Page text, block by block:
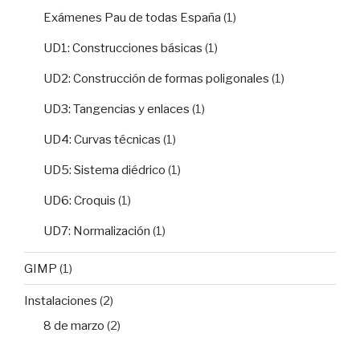
Exámenes Pau de todas España (1)
UD1: Construcciones básicas (1)
UD2: Construcción de formas poligonales (1)
UD3: Tangencias y enlaces (1)
UD4: Curvas técnicas (1)
UD5: Sistema diédrico (1)
UD6: Croquis (1)
UD7: Normalización (1)
GIMP (1)
Instalaciones (2)
8 de marzo (2)